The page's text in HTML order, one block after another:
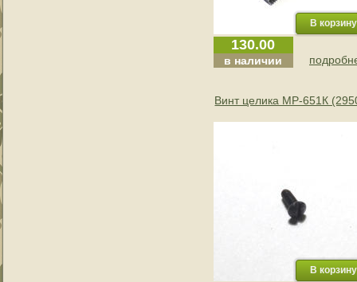
130.00
в наличии
Винт целика МР-651К